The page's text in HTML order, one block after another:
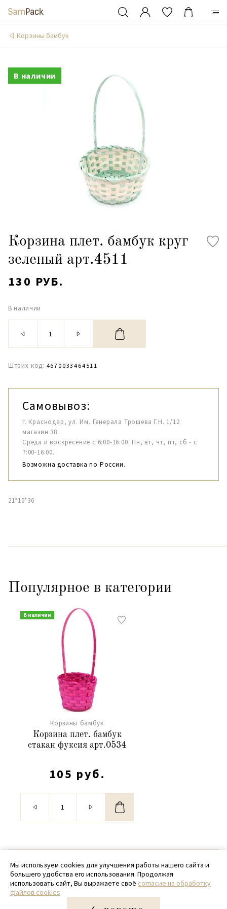
Корзины бамбук
В наличии
Корзина плет. бамбук круг
зеленый арт.4511
130 РУБ.
В наличии
Штрих-код: 4670033464511
Самовывоз:
г. Краснодар, ул. Им. Генерала Трошева Г.Н. 1/12
магазин 38.
Среда и воскресение с 6:00-16:00. Пн, вт, чт, пт, сб - с
7:00-16:00.
Возможна доставка по России.
21*10*36
Популярное в категории
В наличии
Корзины бамбук
Корзина плет. бамбук
стакан фуксия арт.0534
105 руб.
© 2020 - 2026 SamPack
+ 7 (918) 699-97-87
zakaz@sampack.store
Мы используем cookies для улучшения работы нашего сайта и
большего удобства его использования. Продолжая
использовать сайт, Вы выражаете своё согласие на обработку
файлов cookies